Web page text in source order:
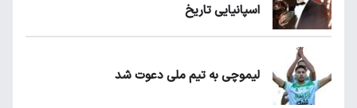
اسپانیایی تاریخ
لیموچی به تیم ملی دعوت شد